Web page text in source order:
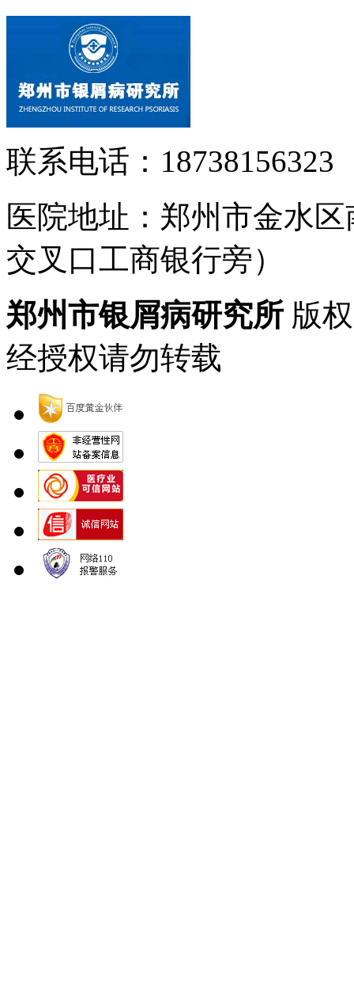
联系电话：18738156323
医院地址：郑州市金水
交叉口工商银行旁）
郑州市银屑病研究所 版
经授权请勿转载